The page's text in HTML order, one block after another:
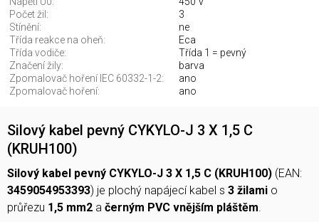
Počet žil:
3
Stínění:
ne
Třída reakce na oheň:
Eca
Třída vodiče:
Třída 1 = pevný
Značení žily:
barva
Zpomalovač hoření IEC 60332-1-2:
ano
Zpomalovač hoření:
ano
Silový kabel pevný CYKYLO-J 3 X 1,5 C
(KRUH100)
Silový kabel pevný CYKYLO-J 3 X 1,5 C (KRUH100) (EAN:
3459054953393) je plochý napájecí kabel s 3 žilami o
průřezu 1,5 mm2 a černým PVC vnějším pláštěm.